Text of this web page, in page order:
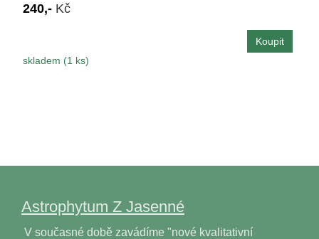
240,- Kč
skladem (1 ks)
Astrophytum Z Jasenné
V současné době zavádíme "nové kvalitativní